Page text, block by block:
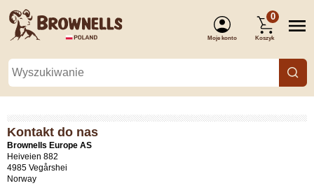
Moje konto
0
Koszyk
Kontakt do nas
Brownells Europe AS
Heiveien 882
4985 Vegårshei
Norway